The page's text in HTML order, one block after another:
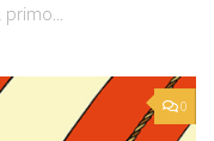
primo...
0